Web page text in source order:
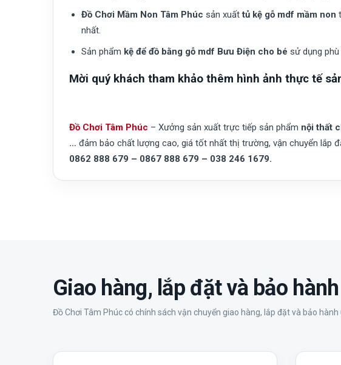
Đồ Chơi Mầm Non Tâm Phúc sản xuấttủ kệ gỗ mdf mầm non
nhất.
Sản phẩm kệ để đồ bằng gỗ mdf Bưu Điện cho bé sử dụng
Mời quý khách tham khảo thêm hình ảnh thực tế
Đồ Chơi Tâm Phúc – Xưởng sản xuất trực tiếp sản phẩm nội thất
… đảm bảo chất lượng cao, giá tốt nhất thị trường, vận chuyển lắp
0862 888 679 – 0867 888 679 – 038 246 1679.
Giao hàng, lắp đặt và bảo hành
Đồ Chơi Tâm Phúc có chính sách vận chuyển giao hàng, lắp đặt và bảo